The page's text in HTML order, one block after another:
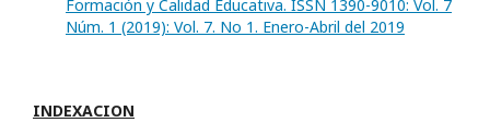
Formación y Calidad Educativa. ISSN 1390-9010: Vol. 7
Núm. 1 (2019): Vol. 7. No 1. Enero-Abril del 2019
INDEXACION